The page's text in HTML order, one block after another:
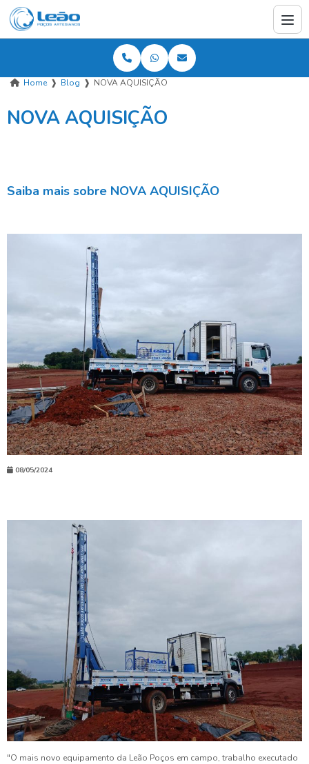
Home ❱ Blog ❱ NOVA AQUISIÇÃO
NOVA AQUISIÇÃO
Saiba mais sobre NOVA AQUISIÇÃO
08/05/2024
"O mais novo equipamento da Leão Poços em campo, trabalho executado